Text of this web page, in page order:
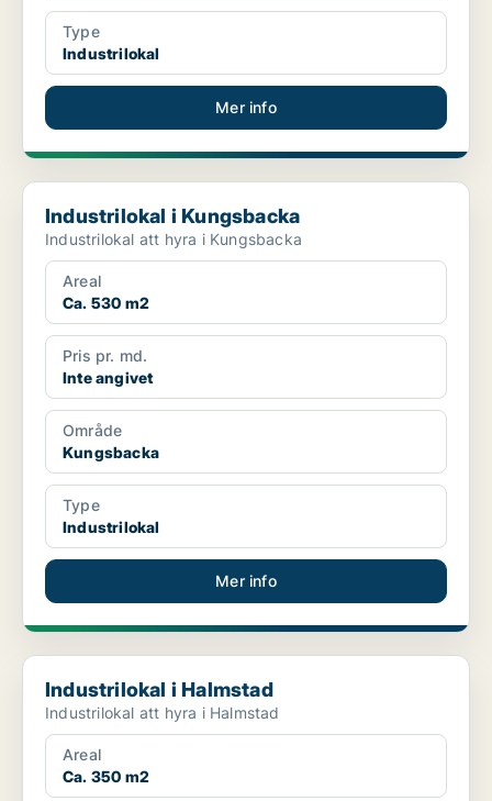
Type
Industrilokal
Mer info
Industrilokal i Kungsbacka
Industrilokal i Kungsbacka
Industrilokal att hyra i Kungsbacka
Areal
Ca. 530 m2
Pris pr. md.
Inte angivet
Område
Kungsbacka
Type
Industrilokal
Mer info
Industrilokal i Halmstad
Industrilokal i Halmstad
Industrilokal att hyra i Halmstad
Areal
Ca. 350 m2